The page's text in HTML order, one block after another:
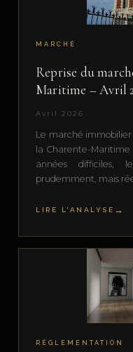
MARCHÉ
Reprise du
Maritime – Avril
Avril 2026
Le marché
la Charente-Maritime
années difficiles,
prudemment, mais
LIRE L'ANALYSE
RÉGLEMENTATION